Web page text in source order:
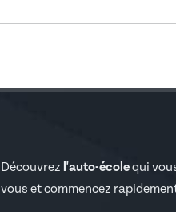
Découvrez l'auto-écolequi
vous et commencez